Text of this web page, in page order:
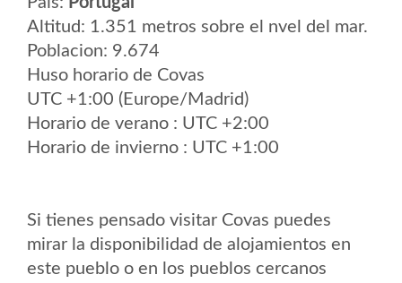
Altitud: 1.351 metros sobre el nvel del mar.
Poblacion: 9.674
Huso horario de Covas
UTC +1:00 (Europe/Madrid)
Horario de verano : UTC +2:00
Horario de invierno : UTC +1:00
Si tienes pensado visitar Covas puedes
mirar la disponibilidad de alojamientos en
este pueblo o en los pueblos cercanos